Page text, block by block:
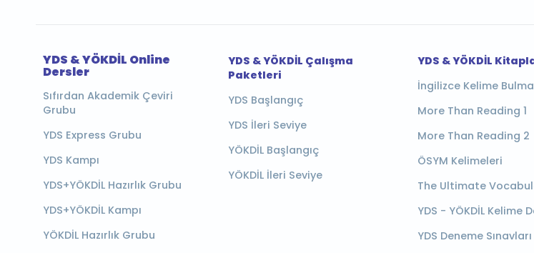
YDS & YÖKDİL Online
Dersler
Sıfırdan Akademik Çeviri
Grubu
YDS Express Grubu
YDS Kampı
YDS+YÖKDİL Hazırlık Grubu
YDS+YÖKDİL Kampı
YÖKDİL Hazırlık Grubu
YDS & YÖKDİL Çalışma
Paketleri
YDS Başlangıç
YDS İleri Seviye
YÖKDİL Başlangıç
YÖKDİL İleri Seviye
YDS & YÖKDİL
İngilizce Kelime
More Than Reading 1
More Than Reading 2
ÖSYM Kelimeleri
The Ultimate
YDS - YÖKDİL Kelime
YDS Deneme Sınavları